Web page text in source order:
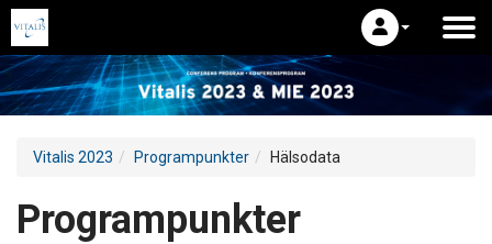
Vitalis 2023 Programpunkter Hälsodata
Programpunkter